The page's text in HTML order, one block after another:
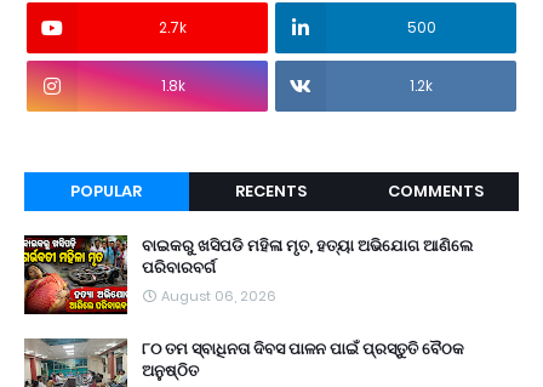
2.7k 500
1.8k 1.2k
POPULAR RECENTS COMMENTS
ବାଇକରୁ ଖସିପଡି ମହିଳା ମୃତ, ହତ୍ୟା ଅଭିଯୋଗ ଆଣିଲେ
ପରିବାରବର୍ଗ
August 06, 2026
୮୦ ତମ ସ୍ବାଧିନତା ଦିବସ ପାଳନ ପାଇଁ ପ୍ରସ୍ତୁତି ବୈଠକ
ଅନୁଷ୍ଠିତ